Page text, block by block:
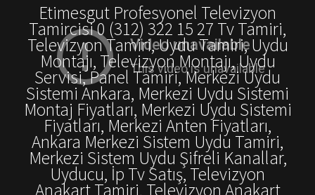
Etimesgut Profesyonel Televizyon
Tamircisi 0 (312) 322 15 27 Tv Tamiri,
Televizyon Tamiri, Uydu Tamiri, Uydu
Montajı, Televizyon Montajı, Uydu
Servisi, Panel Tamiri, Merkezi Uydu
Sistemi Ankara, Merkezi Uydu Sistemi
Montaj Fiyatları, Merkezi Uydu Sistemi
Fiyatları, Merkezi Anten Fiyatları,
Ankara Merkezi Sistem Uydu Tamiri,
Merkezi Sistem Uydu Şifreli Kanallar,
Uyducu, İp Tv Satış, Televizyon
Anakart Tamiri, Televizyon Anakart